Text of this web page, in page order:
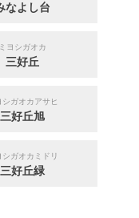
なよし台
ミヨシガオカ
三好丘
シガオカアサヒ
三好丘旭
シガオカミドリ
三好丘緑